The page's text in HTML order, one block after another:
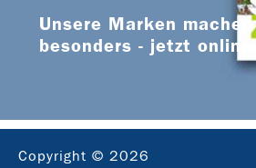
Unsere Marken
besonders - jetzt
Copyright © 2026